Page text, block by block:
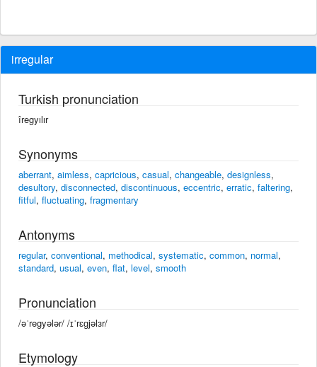
irregular
Turkish pronunciation
îregyılır
Synonyms
aberrant, aimless, capricious, casual, changeable, designless,
desultory, disconnected, discontinuous, eccentric, erratic, faltering,
fitful, fluctuating, fragmentary
Antonyms
regular, conventional, methodical, systematic, common, normal,
standard, usual, even, flat, level, smooth
Pronunciation
/əˈregyələr/ /ɪˈrɛɡjəlɜr/
Etymology